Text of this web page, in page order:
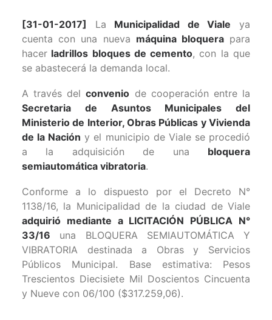
[31-01-2017] La Municipalidad de Viale ya
cuenta con una nueva máquina bloquerapara
hacer ladrillos bloques de cemento, con la que
se abastecerá la demanda local.
A través delconvenio de cooperación entre la
Secretaria de Asuntos Municipales del
Ministerio de Interior, Obras Públicas y Vivienda
de la Nación y el municipio de Viale se procedió
a la adquisición de una bloquera
semiautomática vibratoria.
Conforme a lo dispuesto por el Decreto N°
1138/16, la Municipalidad de la ciudad de Viale
adquirió mediante a LICITACIÓN PÚBLICA N°
33/16 una BLOQUERA SEMIAUTOMÁTICA Y
VIBRATORIA destinada a Obras y Servicios
Públicos Municipal. Base estimativa: Pesos
Trescientos Diecisiete Mil Doscientos Cincuenta
y Nueve con 06/100 ($317.259,06).